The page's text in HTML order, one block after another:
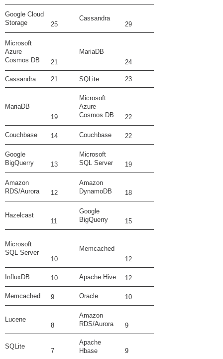
Google Cloud
Storage
25
Cassandra
29
Microsoft
Azure
Cosmos DB
21
MariaDB
24
Cassandra 21 SQLite 23
MariaDB
19
Microsoft
Azure
Cosmos DB
22
Couchbase 14 Couchbase 22
Google
BigQuerry
13
Microsoft
SQL Server
19
Amazon
RDS/Aurora
12
Amazon
DynamoDB
18
Hazelcast
11
Google
BigQuerry
15
Microsoft
SQL Server
10
Memcached
12
InfluxDB 10 Apache Hive 12
Memcached 9 Oracle 10
Lucene
8
Amazon
RDS/Aurora
9
SQLite
7
Apache
Hbase
9